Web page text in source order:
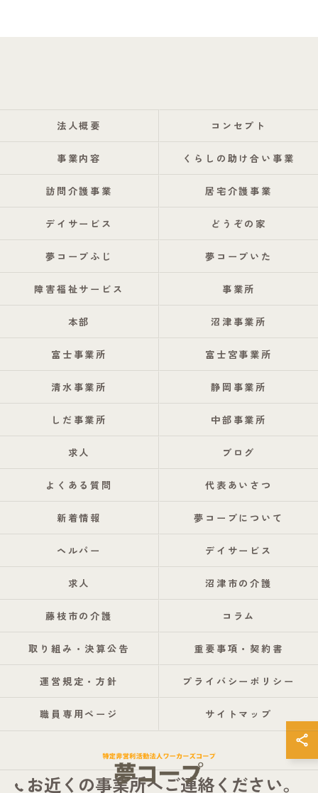
お近くの事業所へご連絡ください。
法人概要 コンセプト
事業内容 くらしの助け合い事業
訪問介護事業 居宅介護事業
デイサービス どうぞの家
夢コープふじ 夢コープいた
障害福祉サービス 事業所
本部 沼津事業所
富士事業所 富士宮事業所
清水事業所 静岡事業所
しだ事業所 中部事業所
求人 ブログ
よくある質問 代表あいさつ
新着情報 夢コープについて
ヘルパー デイサービス
求人 沼津市の介護
藤枝市の介護 コラム
取り組み・決算公告 重要事項・契約書
運営規定・方針 プライバシーポリシー
職員専用ページ サイトマップ